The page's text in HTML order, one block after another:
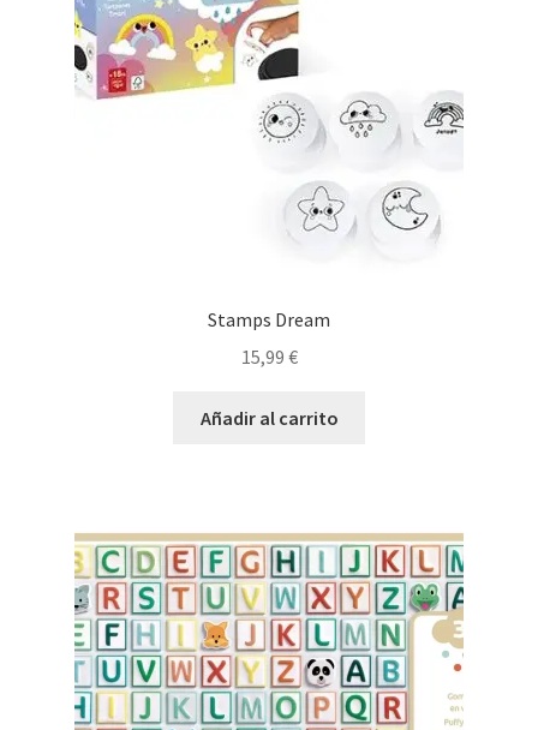
Stamps Dream
15,99 €
Añadir al carrito